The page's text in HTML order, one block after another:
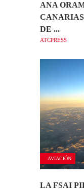
ANA
DE ...
ATCPRESS
AVIACIÓN
LA FSAI